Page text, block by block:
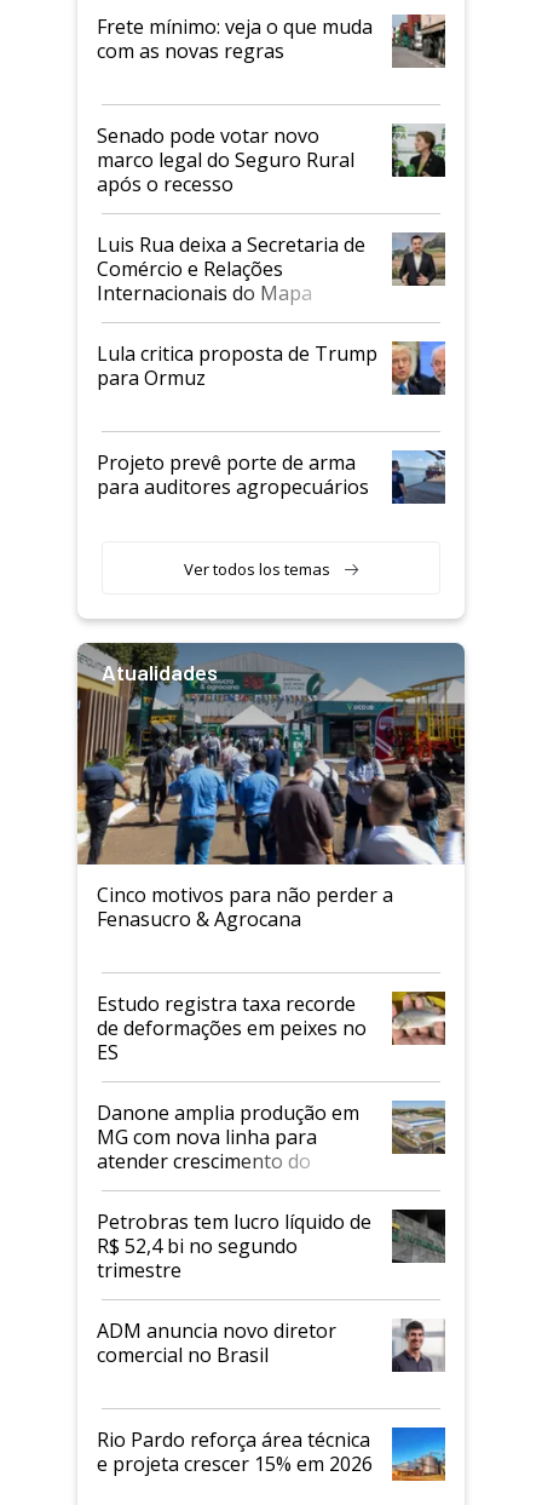
Frete mínimo: veja o que muda
com as novas regras
Senado pode votar novo
marco legal do Seguro Rural
após o recesso
Luis Rua deixa a Secretaria de
Comércio e Relações
Internacionais do Mapa
Lula critica proposta de Trump
para Ormuz
Projeto prevê porte de arma
para auditores agropecuários
Ver todos los temas
Atualidades
Cinco motivos para não perder a
Fenasucro & Agrocana
Estudo registra taxa recorde
de deformações em peixes no
ES
Danone amplia produção em
MG com nova linha para
atender crescimento do
mercado de alimentos
proteicos
Petrobras tem lucro líquido de
R$ 52,4 bi no segundo
trimestre
ADM anuncia novo diretor
comercial no Brasil
Rio Pardo reforça área técnica
e projeta crescer 15% em 2026